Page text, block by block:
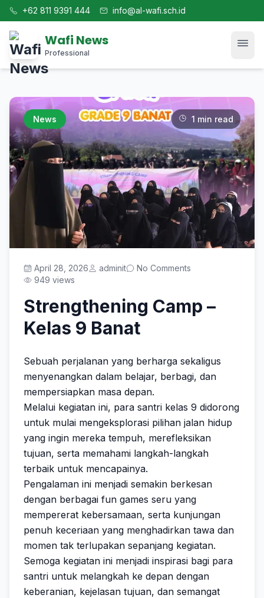
+62 811 9391 444 info@al-wafi.sch.id
Wafi News
Professional
Home
News
Tech
Prestasi
Get Started
News 1 min read
April 28, 2026 adminit
No Comments
949 views
Strengthening Camp –
Kelas 9 Banat
Sebuah perjalanan yang berharga sekaligus
menyenangkan dalam belajar, berbagi, dan
mempersiapkan masa depan.
Melalui kegiatan ini, para santri kelas 9 didorong
untuk mulai mengeksplorasi pilihan jalan hidup
yang ingin mereka tempuh, merefleksikan
tujuan, serta memahami langkah-langkah
terbaik untuk mencapainya.
Pengalaman ini menjadi semakin berkesan
dengan berbagai fun games seru yang
mempererat kebersamaan, serta kunjungan
penuh keceriaan yang menghadirkan tawa dan
momen tak terlupakan sepanjang kegiatan.
Semoga kegiatan ini menjadi inspirasi bagi para
santri untuk melangkah ke depan dengan
keberanian, kejelasan tujuan, dan semangat